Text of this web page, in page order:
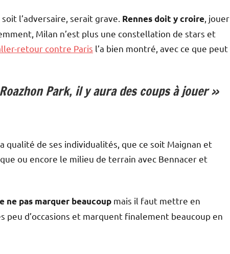
l’adversaire, serait grave. Rennes doit y croire , jouer
Milan n’est plus une constellation de stars et
retour contre Paris l’a bien montré, avec ce que peut
Park, il y aura des coups à jouer »
de ses individualités, que ce soit Maignan et
ou encore le milieu de terrain avec Bennacer et
ne pas marquer beaucoup mais il faut mettre en
d’occasions et marquent finalement beaucoup en